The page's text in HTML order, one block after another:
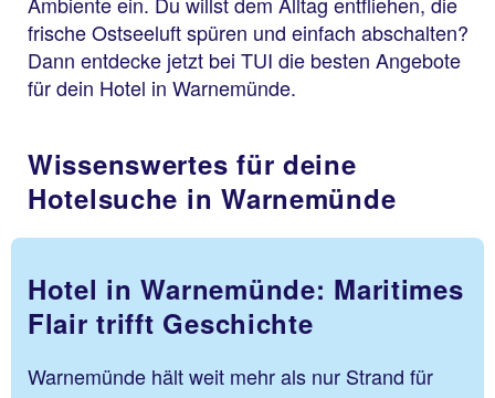
frische Ostseeluft spüren und einfach abschalten?
Dann entdecke jetzt bei TUI die besten Angebote
für dein Hotel in Warnemünde.
Wissenswertes für deine
Hotelsuche in Warnemünde
Hotel in Warnemünde: Maritimes
Flair trifft Geschichte
Warnemünde hält weit mehr als nur Strand für